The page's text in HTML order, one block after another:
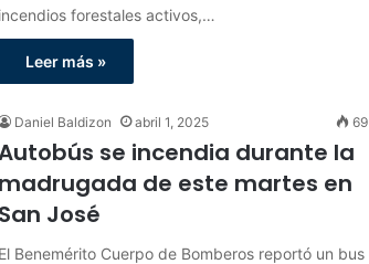
incendios forestales activos,…
Leer más »
Daniel Baldizon abril 1, 2025 69
se incendia durante la
madrugada de este martes en
San José
El Benemérito Cuerpo de Bomberos reportó un bus